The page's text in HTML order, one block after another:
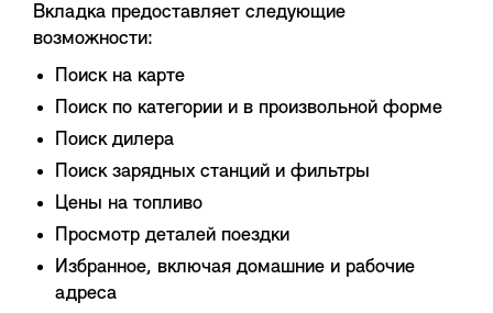
Вкладка предоставляет следующие
возможности:
Поиск на карте
Поиск по категории и в произвольной форме
Поиск дилера
Поиск зарядных станций и фильтры
Цены на топливо
Просмотр деталей поездки
Избранное, включая домашние и рабочие
адреса